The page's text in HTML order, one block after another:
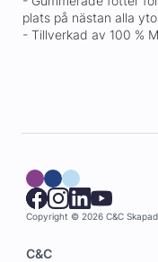
plats på nästan alla
- Tillverkad av 100 %
Copyright © 2026 C&C
C&C